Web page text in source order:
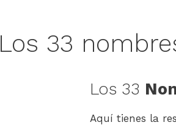
Los 33
Los 33
Aquí tienes la